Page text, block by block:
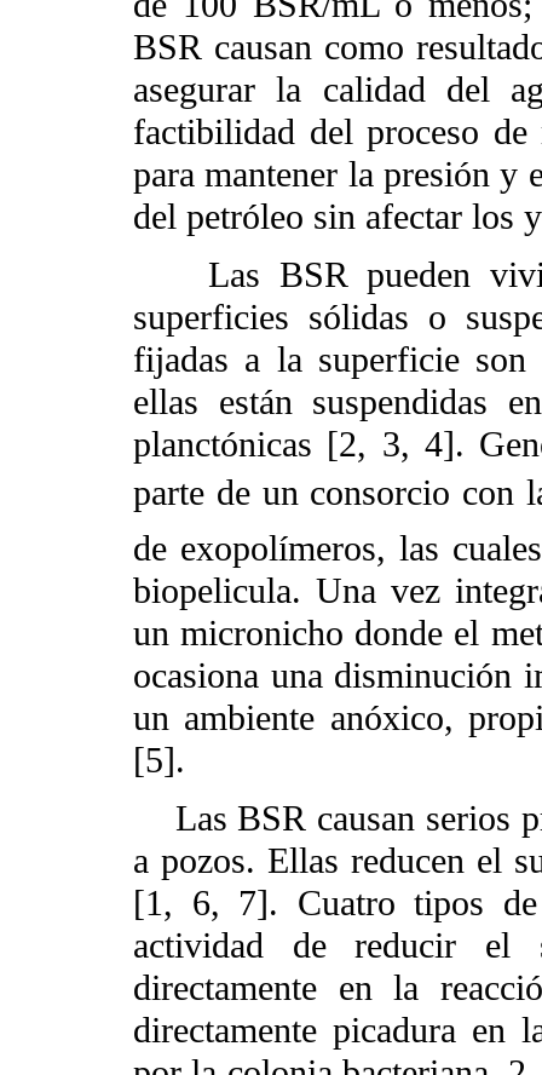
BSR causan como
asegurar la calidad del
factibilidad del proceso de
para mantener la presión y
del petróleo sin afectar los
Las BSR pueden
superficies sólidas o
fijadas a la superficie son
ellas están suspendidas
planctónicas [2, 3, 4].
parte de un consorcio con
de exopolímeros, las
biopelicula. Una vez
un micronicho donde el
ocasiona una disminución
un ambiente anóxico,
[5].
Las BSR causan serios
a pozos. Ellas reducen el
[1, 6, 7]. Cuatro tipos de
actividad de reducir el
directamente en la
directamente picadura en